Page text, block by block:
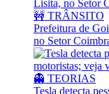
🚧 TRÂNSITO
Prefeitura de
no Setor
👻 TEORIAS
Tesla detecta